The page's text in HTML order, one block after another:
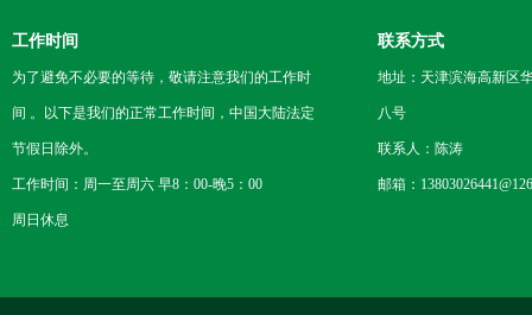
工作时间
为了避免不必要的等待，敬请注意我们的工作时
间 。以下是我们的正常工作时间，中国大陆法定
节假日除外。
工作时间：周一至周六 早8：00-晚5：00
周日休息
联系方式
地址：天津滨海高新区
八号
联系人：陈涛
邮箱：